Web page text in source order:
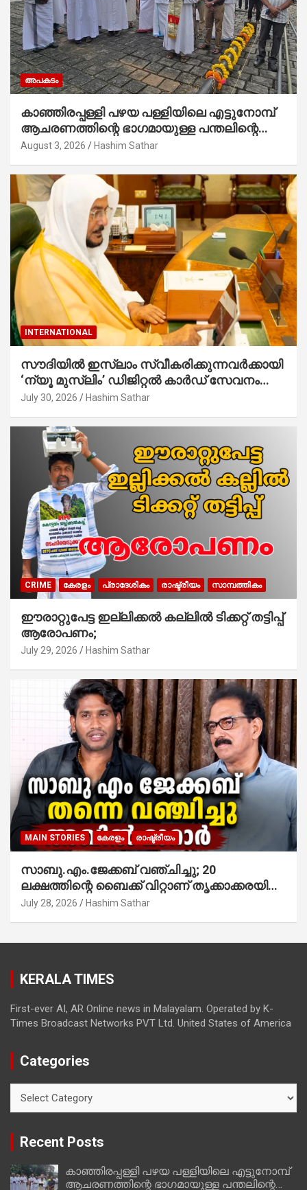
അപകടം
കാഞ്ഞിരപ്പള്ളി പഴയ പള്ളിയിലെ എട്ടുനോമ്പ്
ആചരണത്തിന്റെ ഭാഗമായുള്ള പന്തലിന്റെ
കാൽനാട്ട് കർമ്മം ആർച്ച് പ്രീസ്റ്റ് വെരി.
August 3, 2026 Hashim Sathar
INTERNATIONAL
സൗദിയില്‍ ഇസ്‌ലാം സ്വീകരിക്കുന്നവര്‍ക്കായി
‘ന്യൂ മുസ്ലിം’ ഡിജിറ്റല്‍ കാര്‍ഡ് സേവനം
ആരംഭിച്ചു
July 30, 2026 Hashim Sathar
CRIME കേരളം പ്രാദേശികം രാഷ്ട്രീയം സാമ്പത്തികം
ഈരാറ്റുപേട്ട ഇല്ലിക്കൽ കല്ലിൽ ടിക്കറ്റ് തട്ടിപ്പ്
ആരോപണം;
July 29, 2026 Hashim Sathar
MAIN STORIES കേരളം രാഷ്ട്രീയം
സാബു.എം.ജേക്കബ് വഞ്ചിച്ചു; 20
ലക്ഷത്തിന്റെ ബൈക്ക് വിറ്റാണ് തൃക്കാക്കരയില്‍
മത്സരിച്ചത്! പ്രചാരണത്തിന് രണ്ടേ രണ്ടുപേര്‍
അഖില്‍ മാരാര്‍ ട്വന്റി 20 വിട്ടു
July 28, 2026 Hashim Sathar
KERALA TIMES
First-ever AI, AR Online news in Malayalam. Operated by K-
Times Broadcast Networks PVT Ltd. United States of America
Categories
Recent Posts
കാഞ്ഞിരപ്പള്ളി പഴയ പള്ളിയിലെ എട്ടുനോമ്പ്
ആചരണത്തിന്റെ ഭാഗമായുള്ള പന്തലിന്റെ